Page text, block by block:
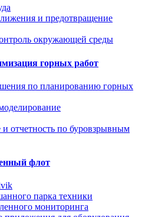
и предотвращение
окружающей среды
горных работ
по планированию горных
отчетность по буровзрывным
флот
парка техники
мониторинга